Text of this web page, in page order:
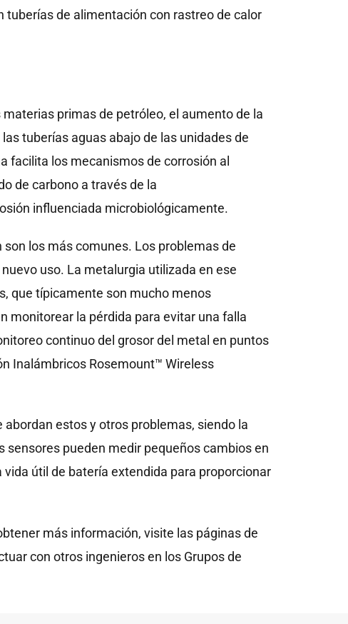
de alimentación con rastreo de calor
primas de petróleo, el aumento de la
tuberías aguas abajo de las unidades de
facilita los mecanismos de corrosión al
de carbono a través de la
influenciada microbiológicamente.
los más comunes. Los problemas de
uso. La metalurgia utilizada en ese
que típicamente son mucho menos
monitorear la pérdida para evitar una falla
continuo del grosor del metal en puntos
Inalámbricos Rosemount™ Wireless
estos y otros problemas, siendo la
pueden medir pequeños cambios en
útil de batería extendida para proporcionar
más información, visite las páginas de
con otros ingenieros en los Grupos de